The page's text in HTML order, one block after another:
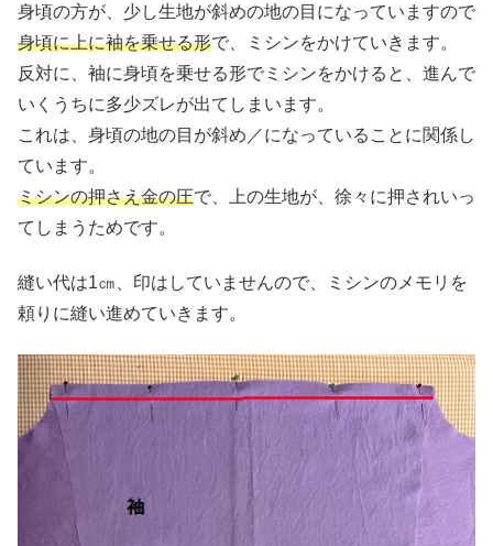
身頃の方が、少し生地が斜めの地の目になっていますので
身頃に上に袖を乗せる形で、ミシンをかけていきます。
反対に、袖に身頃を乗せる形でミシンをかけると、進んで
いくうちに多少ズレが出てしまいます。
これは、身頃の地の目が斜め／になっていることに関係し
ています。
ミシンの押さえ金の圧で、上の生地が、徐々に押されいっ
てしまうためです。
縫い代は1㎝、印はしていませんので、ミシンのメモリを
頼りに縫い進めていきます。